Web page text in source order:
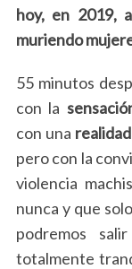
hoy, en 2019,
muriendo
55 minutos
con la
con una
pero con la
violencia
nunca y que
podremos
totalmente
S
a
r
f
o
r